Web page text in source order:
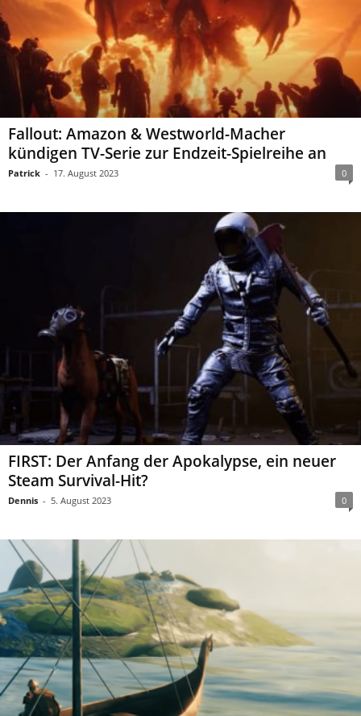
Fallout: Amazon & Westworld-Macher
kündigen TV-Serie zur Endzeit-Spielreihe an
Patrick - 17. August 2023 0
FIRST: Der Anfang der Apokalypse, ein neuer
Steam Survival-Hit?
Dennis - 5. August 2023 0